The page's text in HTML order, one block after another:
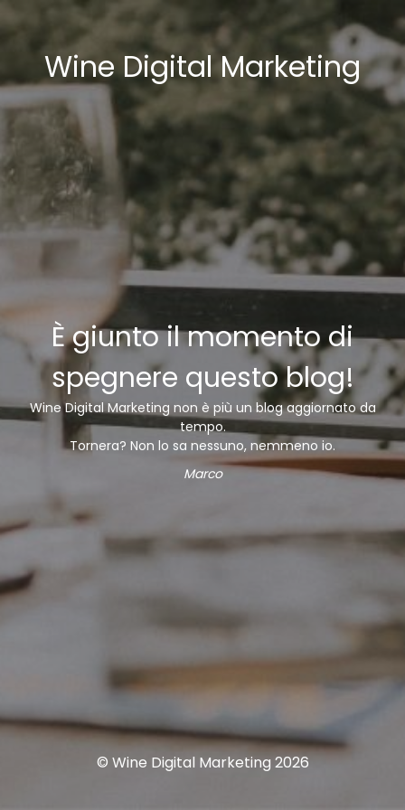
Wine Digital Marketing
È giunto il momento di
spegnere questo blog!
Wine Digital Marketing non è più un blog aggiornato da
tempo.
Tornera? Non lo sa nessuno, nemmeno io.
Marco
© Wine Digital Marketing 2026